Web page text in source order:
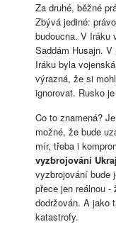
Za druhé, běžné
Zbývá jediné:
budoucna. V Iráku
Saddám Husajn.
Iráku byla
výrazná, že si
ignorovat. Rusko
Co to znamená?
možné, že bude
mír, třeba i
vyzbrojování
vyzbrojování bude
přece jen reálnou
dodržován. A jako
katastrofy.